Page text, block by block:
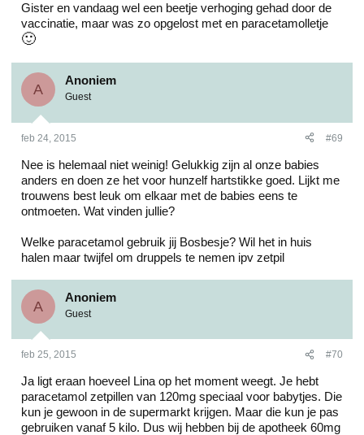
Gister en vandaag wel een beetje verhoging gehad door de
vaccinatie, maar was zo opgelost met en paracetamolletje
🙂
A
Anoniem
Guest
feb 24, 2015 #69
Nee is helemaal niet weinig! Gelukkig zijn al onze babies
anders en doen ze het voor hunzelf hartstikke goed. Lijkt me
trouwens best leuk om elkaar met de babies eens te
ontmoeten. Wat vinden jullie?
Welke paracetamol gebruik jij Bosbesje? Wil het in huis
halen maar twijfel om druppels te nemen ipv zetpil
A
Anoniem
Guest
feb 25, 2015 #70
Ja ligt eraan hoeveel Lina op het moment weegt. Je hebt
paracetamol zetpillen van 120mg speciaal voor babytjes. Die
kun je gewoon in de supermarkt krijgen. Maar die kun je pas
gebruiken vanaf 5 kilo. Dus wij hebben bij de apotheek 60mg